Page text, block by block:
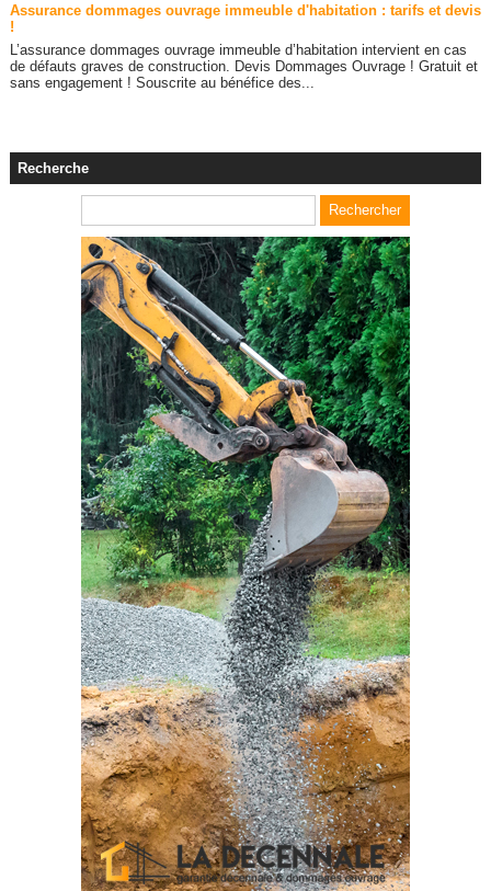
Assurance dommages ouvrage immeuble d'habitation : tarifs et devis
!
L’assurance dommages ouvrage immeuble d’habitation intervient en cas
de défauts graves de construction. Devis Dommages Ouvrage ! Gratuit et
sans engagement ! Souscrite au bénéfice des...
Recherche